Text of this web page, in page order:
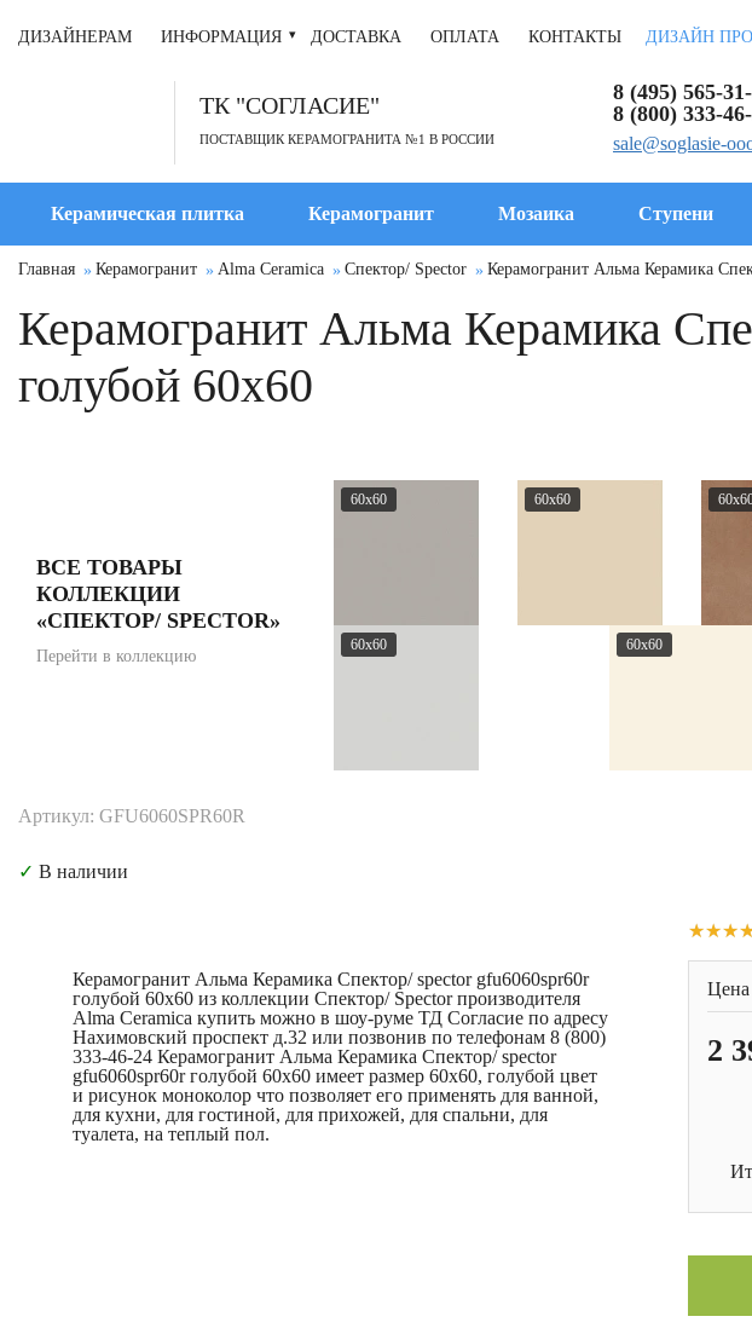
ДИЗАЙНЕРАМ ИНФОРМАЦИЯ ДОСТАВКА ОПЛАТА КОНТАКТЫ ДИЗАЙН
ТК "СОГЛАСИЕ"
ПОСТАВЩИК КЕРАМОГРАНИТА №1 В РОССИИ
8 (495) 565-
8 (800) 333-
sale@soglasie-
Керамическая плитка Керамогранит Мозаика Ступени
Главная Керамогранит Alma Ceramica Спектор/ Spector Керамогранит Альма Керамика
Керамогранит Альма Керамика
голубой 60x60
ВСЕ ТОВАРЫ
КОЛЛЕКЦИИ
«СПЕКТОР/ SPECTOR»
Перейти в коллекцию
60x60 60x60
60x60 60x60
Артикул: GFU6060SPR60R
✓ В наличии
Керамогранит Альма Керамика Спектор/ spector gfu6060spr60r
голубой 60x60 из коллекции Спектор/ Spector производителя
Alma Ceramica купить можно в шоу-руме ТД Согласие по адресу
Нахимовский проспект д.32 или позвонив по телефонам 8 (800)
333-46-24 Керамогранит Альма Керамика Спектор/ spector
gfu6060spr60r голубой 60x60 имеет размер 60x60, голубой цвет
и рисунок моноколор что позволяет его применять для ванной,
для кухни, для гостиной, для прихожей, для спальни, для
туалета, на теплый пол.
Цена
2